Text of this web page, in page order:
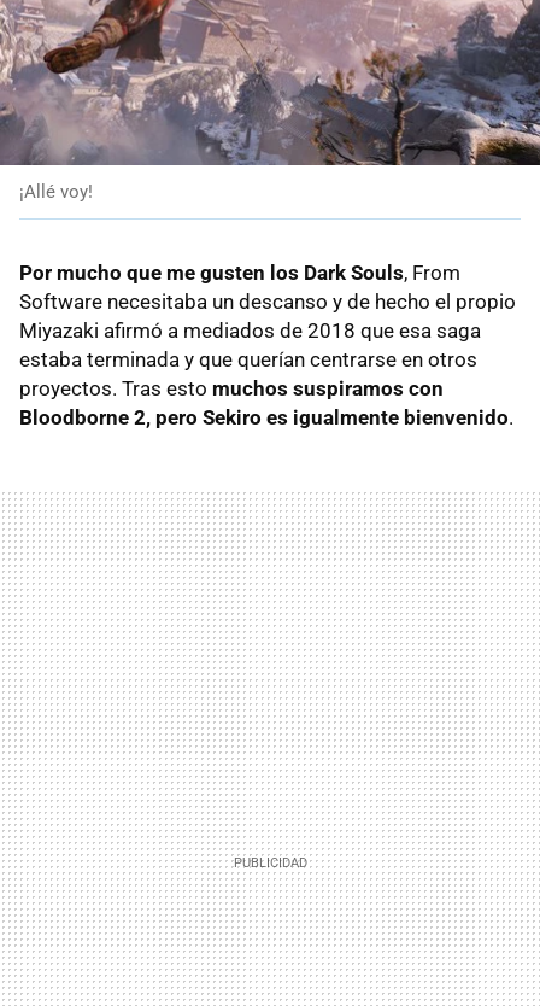
¡Allé voy!
Por mucho que me gusten los Dark Souls, From
Software necesitaba un descanso y de hecho el propio
Miyazaki afirmó a mediados de 2018 que esa saga
estaba terminada y que querían centrarse en otros
proyectos. Tras esto muchos suspiramos con
Bloodborne 2, pero Sekiro es igualmente bienvenido.